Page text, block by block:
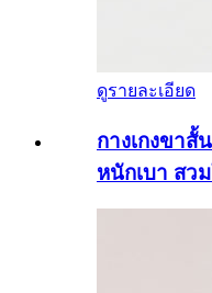
ดูรายละเอียด
กางเกงขาสั้
หนักเบา สว